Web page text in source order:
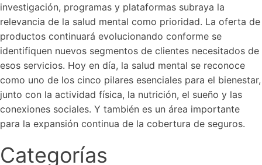
investigación, programas y plataformas subraya la
relevancia de la salud mental como prioridad. La oferta de
productos continuará evolucionando conforme se
identifiquen nuevos segmentos de clientes necesitados de
esos servicios. Hoy en día, la salud mental se reconoce
como uno de los cinco pilares esenciales para el bienestar,
junto con la actividad física, la nutrición, el sueño y las
conexiones sociales. Y también es un área importante
para la expansión continua de la cobertura de seguros.
Categorías